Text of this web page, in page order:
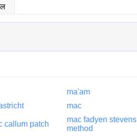
ma'am
mac
callum patch
mac fadyen stevens
method